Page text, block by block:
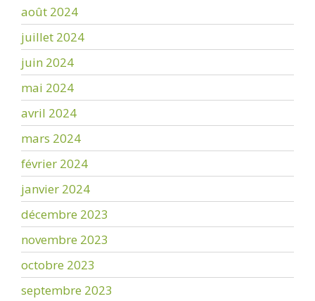
août 2024
juillet 2024
juin 2024
mai 2024
avril 2024
mars 2024
février 2024
janvier 2024
décembre 2023
novembre 2023
octobre 2023
septembre 2023